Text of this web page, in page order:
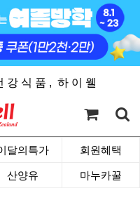
식 품 , 하 이 웰
달의특가 회원혜택
산양유 마누카꿀